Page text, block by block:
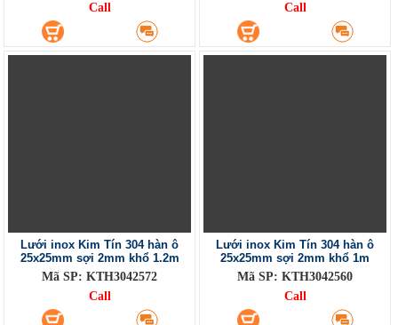
Call
Call
Lưới inox Kim Tín 304 hàn ô
25x25mm sợi 2mm khổ 1.2m
Mã SP: KTH3042572
Call
Lưới inox Kim Tín 304 hàn ô
25x25mm sợi 2mm khổ 1m
Mã SP: KTH3042560
Call